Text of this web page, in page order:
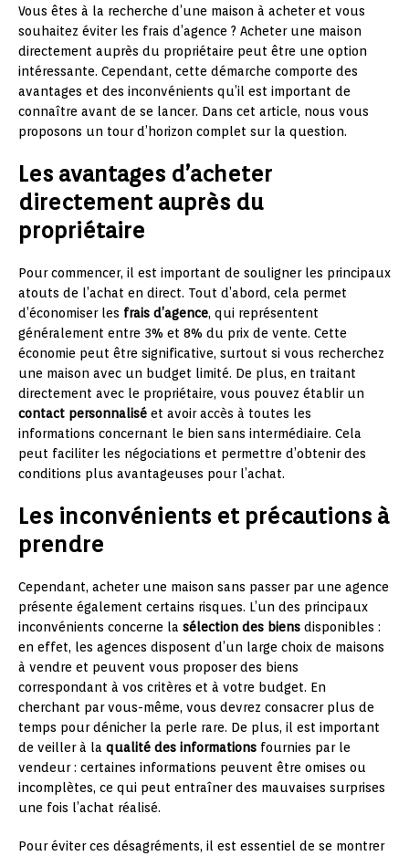
Vous êtes à la recherche d’une maison à acheter et vous
souhaitez éviter les frais d’agence ? Acheter une maison
directement auprès du propriétaire peut être une option
intéressante. Cependant, cette démarche comporte des
avantages et des inconvénients qu’il est important de
connaître avant de se lancer. Dans cet article, nous vous
proposons un tour d’horizon complet sur la question.
Les avantages d’acheter
directement auprès du
propriétaire
Pour commencer, il est important de souligner les principaux
atouts de l’achat en direct. Tout d’abord, cela permet
d’économiser les frais d’agence, qui représentent
généralement entre 3% et 8% du prix de vente. Cette
économie peut être significative, surtout si vous recherchez
une maison avec un budget limité. De plus, en traitant
directement avec le propriétaire, vous pouvez établir un
contact personnalisé et avoir accès à toutes les
informations concernant le bien sans intermédiaire. Cela
peut faciliter les négociations et permettre d’obtenir des
conditions plus avantageuses pour l’achat.
Les inconvénients et précautions à
prendre
Cependant, acheter une maison sans passer par une agence
présente également certains risques. L’un des principaux
inconvénients concerne la sélection des biens disponibles :
en effet, les agences disposent d’un large choix de maisons
à vendre et peuvent vous proposer des biens
correspondant à vos critères et à votre budget. En
cherchant par vous-même, vous devrez consacrer plus de
temps pour dénicher la perle rare. De plus, il est important
de veiller à la qualité des informations fournies par le
vendeur : certaines informations peuvent être omises ou
incomplètes, ce qui peut entraîner des mauvaises surprises
une fois l’achat réalisé.
Pour éviter ces désagréments, il est essentiel de se montrer